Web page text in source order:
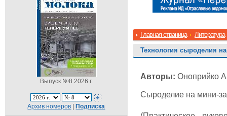
Выпуск №8 2026 г.
Архив номеров |Подписка
Главная страница Литература
Технология cыроделия
Авторы: Оноприйко
Сыроделие на мини-